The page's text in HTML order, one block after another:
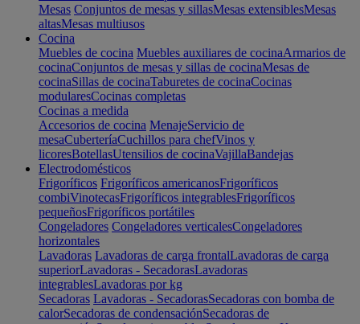
Mesas Conjuntos de mesas y sillasMesas extensiblesMesas
altasMesas multiusos
Cocina
Muebles de cocina Muebles auxiliares de cocinaArmarios de
cocinaConjuntos de mesas y sillas de cocinaMesas de
cocinaSillas de cocinaTaburetes de cocinaCocinas
modularesCocinas completas
Cocinas a medida
Accesorios de cocina MenajeServicio de
mesaCuberteríaCuchillos para chefVinos y
licoresBotellasUtensilios de cocinaVajillaBandejas
Electrodomésticos
Frigoríficos Frigoríficos americanosFrigoríficos
combiVinotecasFrigoríficos integrablesFrigoríficos
pequeñosFrigoríficos portátiles
Congeladores Congeladores verticalesCongeladores
horizontales
Lavadoras Lavadoras de carga frontalLavadoras de carga
superiorLavadoras - SecadorasLavadoras
integrablesLavadoras por kg
Secadoras Lavadoras - SecadorasSecadoras con bomba de
calorSecadoras de condensaciónSecadoras de